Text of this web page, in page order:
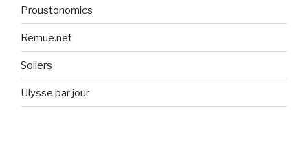
Proustonomics
Remue.net
Sollers
Ulysse par jour